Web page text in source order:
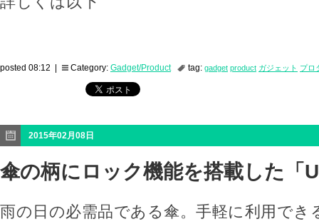
posted 08:12 | Category: Gadget/Product tag: gadget product ガジェット プロ
2015年02月08日
傘の柄にロック機能を搭載した「
雨の日の必需品である傘。手軽に利用でき